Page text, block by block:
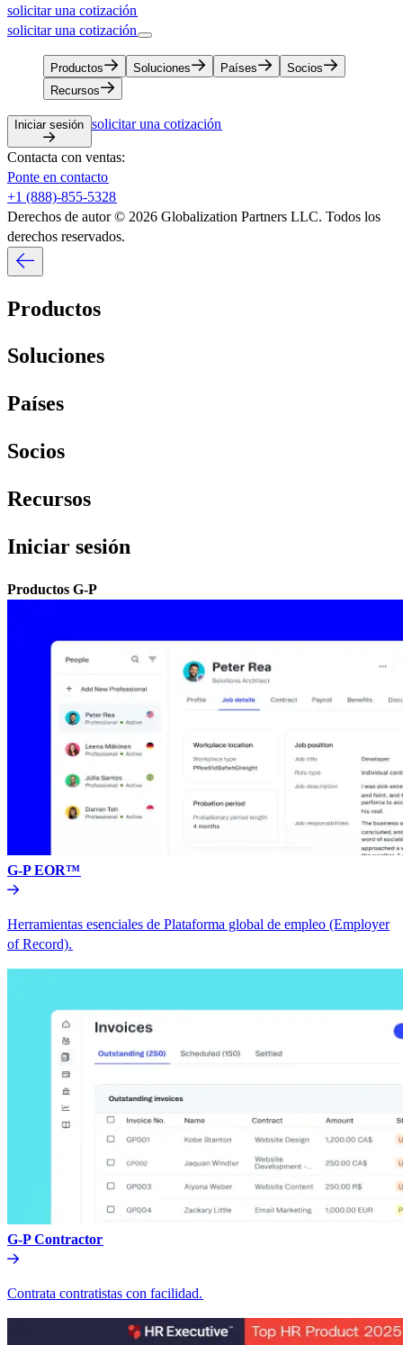
solicitar una cotización​​
solicitar una cotización​​
Productos​​ Soluciones​​ Países​​
Socios​​
Recursos​​
Iniciar sesión​​ solicitar una cotización​​
Contacta con ventas:​​
Ponte en contacto​​
+1 (888)-855-5328​​
Derechos de autor © 2026 Globalization Partners LLC. Todos los
derechos reservados.​​
Productos​​
Soluciones​​
Países​​
Socios​​
Recursos​​
Iniciar sesión​​
Productos G-P​​
G-P EOR™​​
Herramientas esenciales de Plataforma global de empleo (Employer
of Record).​​
G-P Contractor​​
Contrata contratistas con facilidad.​​